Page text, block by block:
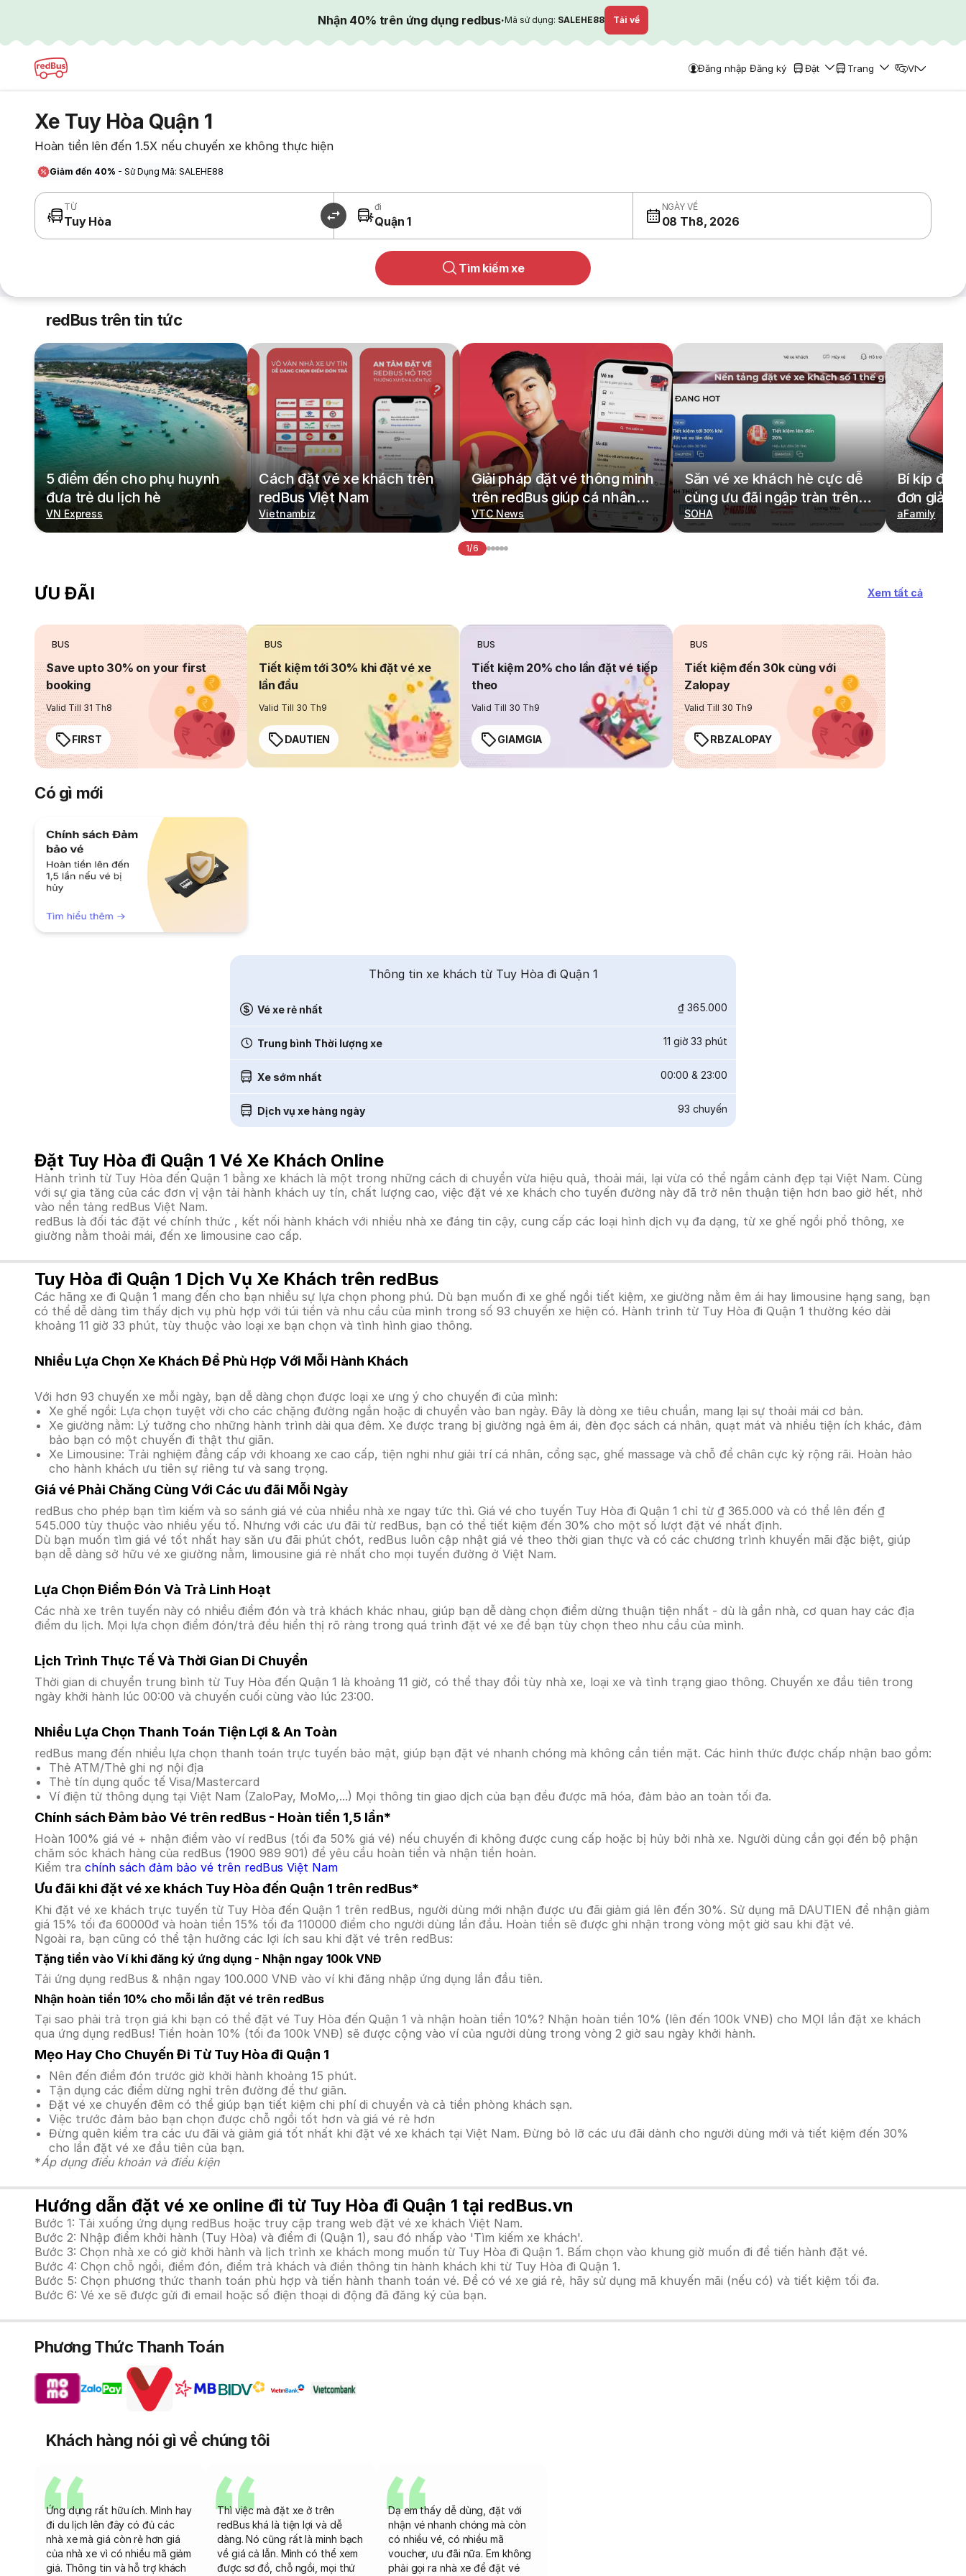
Nhận 40% trên ứng dụng redbus·Mã sử dụng: SALEHE88 Tải về
Đăng nhập Đăng ký Đặt Trang VI
Xe Tuy Hòa Quận 1
Hoàn tiền lên đến 1.5X nếu chuyến xe không thực hiện
Giảm đến 40% - Sử Dụng Mã: SALEHE88
TỪ
Tuy Hòa
đi
Quận 1
NGÀY VỀ
08 Th8, 2026
Tìm kiếm xe
redBus trên tin tức
5 điểm đến cho phụ huynh
đưa trẻ du lịch hè
VN Express
Cách đặt vé xe khách trên
redBus Việt Nam
Vietnambiz
Giải pháp đặt vé thông minh
trên redBus giúp cá nhân
hoá hành trình di chuyển
VTC News
Săn vé xe khách hè cực dễ
cùng ưu đãi ngập tràn trên
redBus
SOHA
Bí kíp đặt
đơn giản,
cả gia
aFamily
1/6
ƯU ĐÃI Xem tất cả
BUS
Save upto 30% on your first
booking
Valid Till 31 Th8
FIRST
BUS
Tiết kiệm tới 30% khi đặt vé xe
lần đầu
Valid Till 30 Th9
DAUTIEN
BUS
Tiết kiệm 20% cho lần đặt vé tiếp
theo
Valid Till 30 Th9
GIAMGIA
BUS
Tiết kiệm đến 30k cùng với
Zalopay
Valid Till 30 Th9
RBZALOPAY
Có gì mới
Thông tin xe khách từ Tuy Hòa đi Quận 1
Vé xe rẻ nhất ₫ 365.000
Trung bình Thời lượng xe 11 giờ 33 phút
Xe sớm nhất 00:00 & 23:00
Dịch vụ xe hàng ngày 93 chuyến
Đặt Tuy Hòa đi Quận 1 Vé Xe Khách Online
Hành trình từ Tuy Hòa đến Quận 1 bằng xe khách là một trong những cách di chuyển vừa hiệu quả, thoải mái, lại vừa có thể ngắm cảnh đẹp tại Việt Nam. Cùng
với sự gia tăng của các đơn vị vận tải hành khách uy tín, chất lượng cao, việc đặt vé xe khách cho tuyến đường này đã trở nên thuận tiện hơn bao giờ hết, nhờ
vào nền tảng redBus Việt Nam.
redBus là đối tác đặt vé chính thức , kết nối hành khách với nhiều nhà xe đáng tin cậy, cung cấp các loại hình dịch vụ đa dạng, từ xe ghế ngồi phổ thông, xe
giường nằm thoải mái, đến xe limousine cao cấp.
Tuy Hòa đi Quận 1 Dịch Vụ Xe Khách trên redBus
Các hãng xe đi Quận 1 mang đến cho bạn nhiều sự lựa chọn phong phú. Dù bạn muốn đi xe ghế ngồi tiết kiệm, xe giường nằm êm ái hay limousine hạng sang, bạn
có thể dễ dàng tìm thấy dịch vụ phù hợp với túi tiền và nhu cầu của mình trong số 93 chuyến xe hiện có. Hành trình từ Tuy Hòa đi Quận 1 thường kéo dài
khoảng 11 giờ 33 phút, tùy thuộc vào loại xe bạn chọn và tình hình giao thông.
Nhiều Lựa Chọn Xe Khách Để Phù Hợp Với Mỗi Hành Khách
Với hơn 93 chuyến xe mỗi ngày, bạn dễ dàng chọn được loại xe ưng ý cho chuyến đi của mình:
Xe ghế ngồi: Lựa chọn tuyệt vời cho các chặng đường ngắn hoặc di chuyển vào ban ngày. Đây là dòng xe tiêu chuẩn, mang lại sự thoải mái cơ bản.
Xe giường nằm: Lý tưởng cho những hành trình dài qua đêm. Xe được trang bị giường ngả êm ái, đèn đọc sách cá nhân, quạt mát và nhiều tiện ích khác, đảm
bảo bạn có một chuyến đi thật thư giãn.
Xe Limousine: Trải nghiệm đẳng cấp với khoang xe cao cấp, tiện nghi như giải trí cá nhân, cổng sạc, ghế massage và chỗ để chân cực kỳ rộng rãi. Hoàn hảo
cho hành khách ưu tiên sự riêng tư và sang trọng.
Giá vé Phải Chăng Cùng Với Các ưu đãi Mỗi Ngày
redBus cho phép bạn tìm kiếm và so sánh giá vé của nhiều nhà xe ngay tức thì. Giá vé cho tuyến Tuy Hòa đi Quận 1 chỉ từ ₫ 365.000 và có thể lên đến ₫
545.000 tùy thuộc vào nhiều yếu tố. Nhưng với các ưu đãi từ redBus, bạn có thể tiết kiệm đến 30% cho một số lượt đặt vé nhất định.
Dù bạn muốn tìm giá vé tốt nhất hay săn ưu đãi phút chót, redBus luôn cập nhật giá vé theo thời gian thực và có các chương trình khuyến mãi đặc biệt, giúp
bạn dễ dàng sở hữu vé xe giường nằm, limousine giá rẻ nhất cho mọi tuyến đường ở Việt Nam.
Lựa Chọn Điểm Đón Và Trả Linh Hoạt
Các nhà xe trên tuyến này có nhiều điểm đón và trả khách khác nhau, giúp bạn dễ dàng chọn điểm dừng thuận tiện nhất - dù là gần nhà, cơ quan hay các địa
điểm du lịch. Mọi lựa chọn điểm đón/trả đều hiển thị rõ ràng trong quá trình đặt vé xe để bạn tùy chọn theo nhu cầu của mình.
Lịch Trình Thực Tế Và Thời Gian Di Chuyển
Thời gian di chuyển trung bình từ Tuy Hòa đến Quận 1 là khoảng 11 giờ, có thể thay đổi tùy nhà xe, loại xe và tình trạng giao thông. Chuyến xe đầu tiên trong
ngày khởi hành lúc 00:00 và chuyến cuối cùng vào lúc 23:00.
Nhiều Lựa Chọn Thanh Toán Tiện Lợi & An Toàn
redBus mang đến nhiều lựa chọn thanh toán trực tuyến bảo mật, giúp bạn đặt vé nhanh chóng mà không cần tiền mặt. Các hình thức được chấp nhận bao gồm:
Thẻ ATM/Thẻ ghi nợ nội địa
Thẻ tín dụng quốc tế Visa/Mastercard
Ví điện tử thông dụng tại Việt Nam (ZaloPay, MoMo,...) Mọi thông tin giao dịch của bạn đều được mã hóa, đảm bảo an toàn tối đa.
Chính sách Đảm bảo Vé trên redBus - Hoàn tiền 1,5 lần*
Hoàn 100% giá vé + nhận điểm vào ví redBus (tối đa 50% giá vé) nếu chuyến đi không được cung cấp hoặc bị hủy bởi nhà xe. Người dùng cần gọi đến bộ phận
chăm sóc khách hàng của redBus (1900 989 901) để yêu cầu hoàn tiền và nhận tiền hoàn.
Kiểm tra chính sách đảm bảo vé trên redBus Việt Nam
Ưu đãi khi đặt vé xe khách Tuy Hòa đến Quận 1 trên redBus*
Khi đặt vé xe khách trực tuyến từ Tuy Hòa đến Quận 1 trên redBus, người dùng mới nhận được ưu đãi giảm giá lên đến 30%. Sử dụng mã DAUTIEN để nhận giảm
giá 15% tối đa 60000đ và hoàn tiền 15% tối đa 110000 điểm cho người dùng lần đầu. Hoàn tiền sẽ được ghi nhận trong vòng một giờ sau khi đặt vé.
Ngoài ra, bạn cũng có thể tận hưởng các lợi ích sau khi đặt vé trên redBus:
Tặng tiền vào Ví khi đăng ký ứng dụng - Nhận ngay 100k VNĐ
Tải ứng dụng redBus & nhận ngay 100.000 VNĐ vào ví khi đăng nhập ứng dụng lần đầu tiên.
Nhận hoàn tiền 10% cho mỗi lần đặt vé trên redBus
Tại sao phải trả trọn giá khi bạn có thể đặt vé Tuy Hòa đến Quận 1 và nhận hoàn tiền 10%? Nhận hoàn tiền 10% (lên đến 100k VNĐ) cho MỌI lần đặt xe khách
qua ứng dụng redBus! Tiền hoàn 10% (tối đa 100k VNĐ) sẽ được cộng vào ví của người dùng trong vòng 2 giờ sau ngày khởi hành.
Mẹo Hay Cho Chuyến Đi Từ Tuy Hòa đi Quận 1
Nên đến điểm đón trước giờ khởi hành khoảng 15 phút.
Tận dụng các điểm dừng nghỉ trên đường để thư giãn.
Đặt vé xe chuyến đêm có thể giúp bạn tiết kiệm chi phí di chuyển và cả tiền phòng khách sạn.
Việc trước đảm bảo bạn chọn được chỗ ngồi tốt hơn và giá vé rẻ hơn
Đừng quên kiểm tra các ưu đãi và giảm giá tốt nhất khi đặt vé xe khách tại Việt Nam. Đừng bỏ lỡ các ưu đãi dành cho người dùng mới và tiết kiệm đến 30%
cho lần đặt vé xe đầu tiên của bạn.
*Áp dụng điều khoản và điều kiện
Hướng dẫn đặt vé xe online đi từ Tuy Hòa đi Quận 1 tại redBus.vn
Bước 1: Tải xuống ứng dụng redBus hoặc truy cập trang web đặt vé xe khách Việt Nam.
Bước 2: Nhập điểm khởi hành (Tuy Hòa) và điểm đi (Quận 1), sau đó nhấp vào 'Tìm kiếm xe khách'.
Bước 3: Chọn nhà xe có giờ khởi hành và lịch trình xe khách mong muốn từ Tuy Hòa đi Quận 1. Bấm chọn vào khung giờ muốn đi để tiến hành đặt vé.
Bước 4: Chọn chỗ ngồi, điểm đón, điểm trả khách và điền thông tin hành khách khi từ Tuy Hòa đi Quận 1.
Bước 5: Chọn phương thức thanh toán phù hợp và tiến hành thanh toán vé. Để có vé xe giá rẻ, hãy sử dụng mã khuyến mãi (nếu có) và tiết kiệm tối đa.
Bước 6: Vé xe sẽ được gửi đi email hoặc số điện thoại di động đã đăng ký của bạn.
Phương Thức Thanh Toán
Khách hàng nói gì về chúng tôi
Ứng dụng rất hữu ích. Mình hay
đi du lịch lên đây có đủ các
nhà xe mà giá còn rẻ hơn giá
của nhà xe vì có nhiều mã giảm
giá. Thông tin và hỗ trợ khách
Thì việc mà đặt xe ở trên
redBus khá là tiện lợi và dễ
dàng. Nó cũng rất là minh bạch
về giá cả lẫn. Mình có thể xem
được sơ đồ, chỗ ngồi, mọi thứ
Dạ em thấy dễ dùng, đặt với
nhận vé nhanh chóng mà còn
có nhiều vé, có nhiều mã
voucher, ưu đãi nữa. Em không
phải gọi ra nhà xe để đặt vé